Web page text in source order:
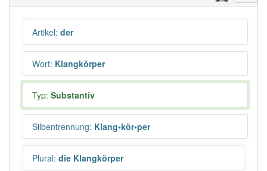
Artikel: der
Wort: Klangkörper
Typ: Substantiv
Silbentrennung: Klang•kör•per
Plural: die Klangkörper